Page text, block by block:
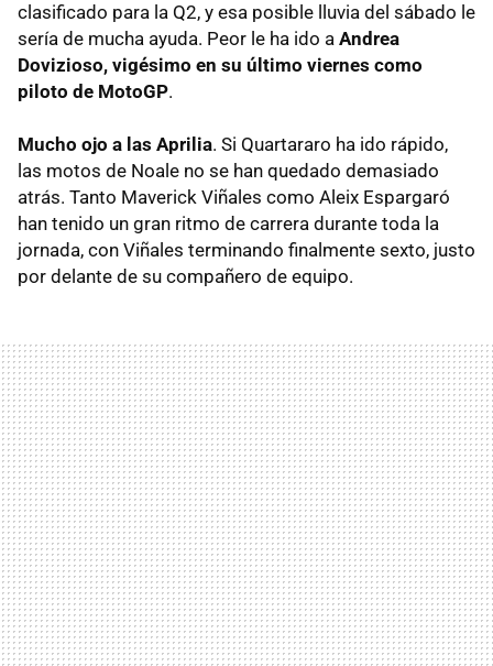
clasificado para la Q2, y esa posible lluvia del sábado le
sería de mucha ayuda. Peor le ha ido a Andrea
Dovizioso, vigésimo en su último viernes como
piloto de MotoGP.
Mucho ojo a las Aprilia. Si Quartararo ha ido rápido,
las motos de Noale no se han quedado demasiado
atrás. Tanto Maverick Viñales como Aleix Espargaró
han tenido un gran ritmo de carrera durante toda la
jornada, con Viñales terminando finalmente sexto, justo
por delante de su compañero de equipo.